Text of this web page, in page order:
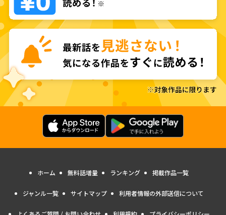
ホーム 無料話増量 ランキング 掲載作品一覧
ジャンル一覧 サイトマップ 利用者情報の外部送信について